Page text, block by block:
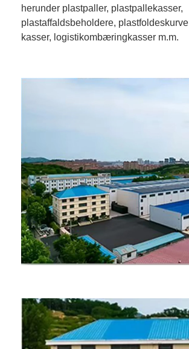
herunder plastpaller, plastpallekasser,
plastaffaldsbeholdere,
kasser, logistikombæringkasser m.m.